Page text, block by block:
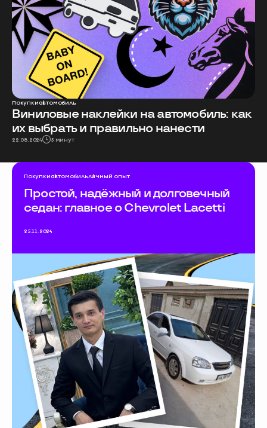
Покупкиавтомобиль
Виниловые наклейки на автомобиль: как
их выбрать и правильно нанести
22.08.2024 5 минут
Покупкиавтомобильличный опыт
Простой, надёжный и долговечный
седан: главное о Chevrolet Lacetti
25.11.2024